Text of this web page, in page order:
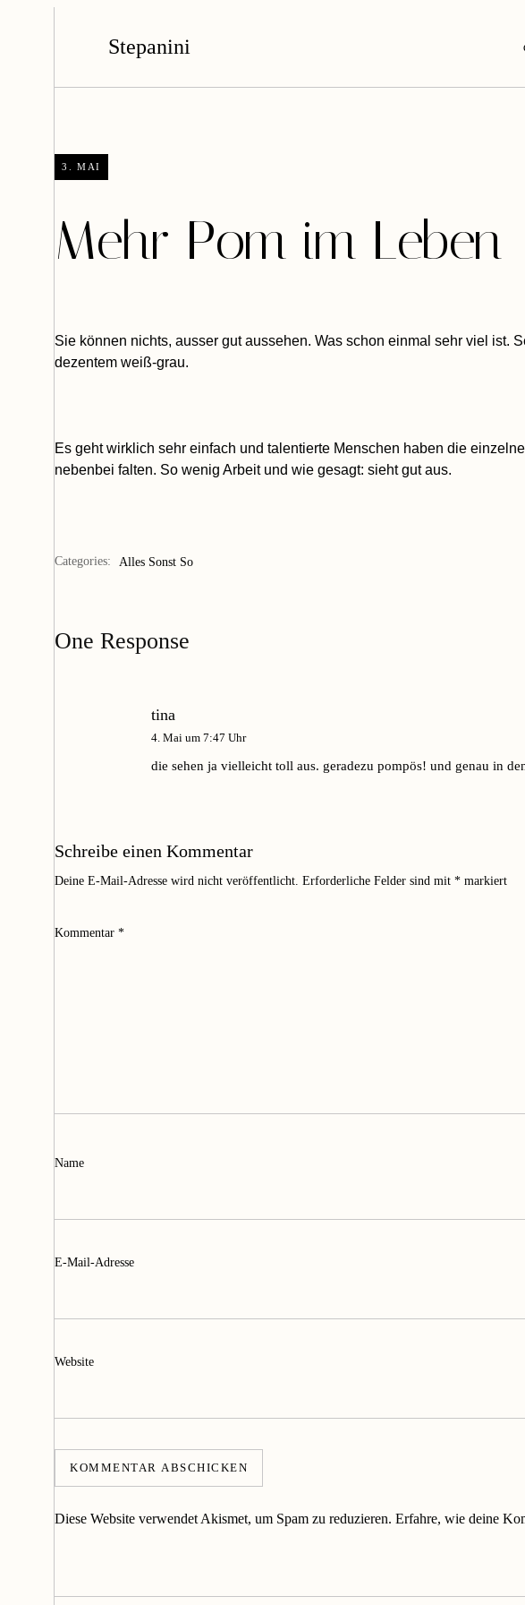
Stepanini
3. MAI
Mehr Pom im Leben
Sie können nichts, ausser gut aussehen. Was schon einmal sehr viel ist.
dezentem weiß-grau.
Es geht wirklich sehr einfach und talentierte Menschen haben die
nebenbei falten. So wenig Arbeit und wie gesagt: sieht gut aus.
Categories: Alles Sonst So
One Response
tina
4. Mai um 7:47 Uhr
die sehen ja vielleicht toll aus. geradezu pompös! und genau in
Schreibe einen Kommentar
Deine E-Mail-Adresse wird nicht veröffentlicht. Erforderliche Felder sind mit * markiert
Kommentar *
Name
E-Mail-Adresse
Website
Diese Website verwendet Akismet, um Spam zu reduzieren. Erfahre, wie deine